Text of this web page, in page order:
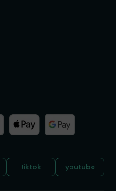
tiktok youtube